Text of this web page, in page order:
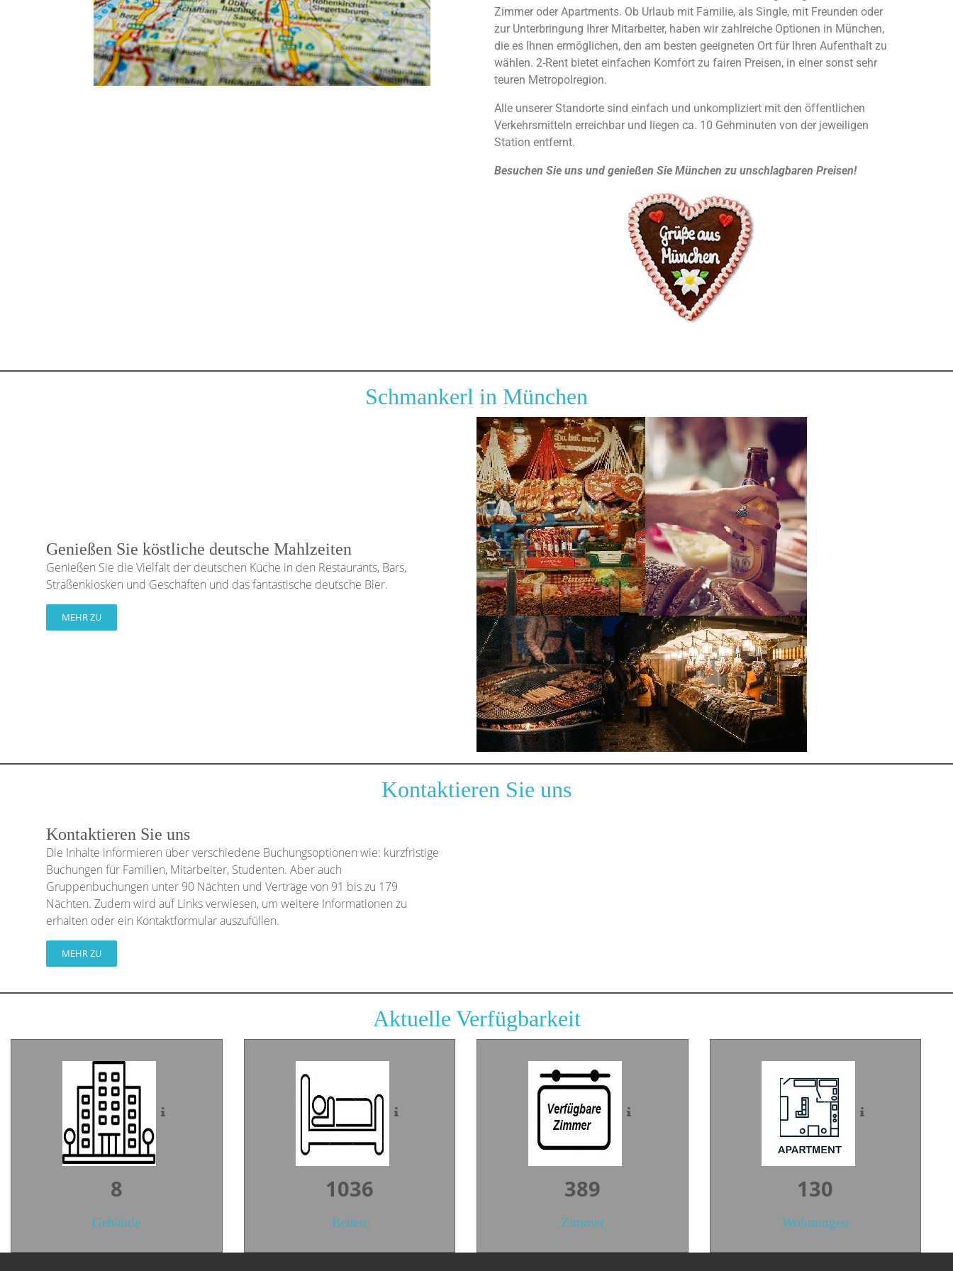
Zimmer oder Apartments. Ob Urlaub mit Familie, als Single, mit Freunden oder
zur Unterbringung Ihrer Mitarbeiter, haben wir zahlreiche Optionen in München,
die es Ihnen ermöglichen, den am besten geeigneten Ort für Ihren Aufenthalt zu
wählen. 2-Rent bietet einfachen Komfort zu fairen Preisen, in einer sonst sehr
teuren Metropolregion.
Alle unserer Standorte sind einfach und unkompliziert mit den öffentlichen
Verkehrsmitteln erreichbar und liegen ca. 10 Gehminuten von der jeweiligen
Station entfernt.
Besuchen Sie uns und genießen Sie München zu unschlagbaren Preisen!
Schmankerl in München
Genießen Sie köstliche deutsche Mahlzeiten
Genießen Sie die Vielfalt der deutschen Küche in den Restaurants, Bars,
Straßenkiosken und Geschäften und das fantastische deutsche Bier.
MEHR ZU
Kontaktieren Sie uns
Kontaktieren Sie uns
Die Inhalte informieren über verschiedene Buchungsoptionen wie: kurzfristige
Buchungen für Familien, Mitarbeiter, Studenten. Aber auch
Gruppenbuchungen unter 90 Nächten und Verträge von 91 bis zu 179
Nächten. Zudem wird auf Links verwiesen, um weitere Informationen zu
erhalten oder ein Kontaktformular auszufüllen.
MEHR ZU
Aktuelle Verfügbarkeit
11
Gebäude
1497
Betten
562
Zimmer
188
Wohnungen